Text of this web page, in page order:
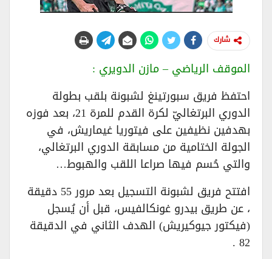
شارك
الموقف الرياضي – مازن الدويري :
احتفظ فريق سبورتينغ لشبونة بلقب بطولة
الدوري البرتغاليّ لكرة القدم للمرة 21، بعد فوزه
بهدفين نظيفين على فيتوريا غيماريش، في
الجولة الختامية من مسابقة الدوري البرتغالي،
والتي حُسم فيها صراعا اللقب والهبوط…
افتتح فريق لشبونة التسجيل بعد مرور 55 دقيقة
، عن طريق بيدرو غونكالفيس، قبل أن يُسجل
(فيكتور جيوكيريش) الهدف الثاني في الدقيقة
82 .